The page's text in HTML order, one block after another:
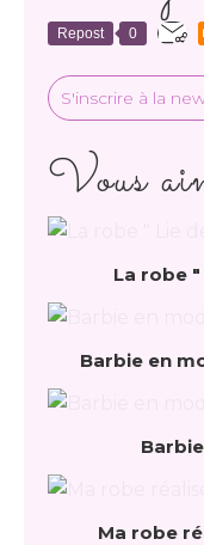
Repost 0
S'inscrire à la
Vous
La robe
Barbie en
Ma robe